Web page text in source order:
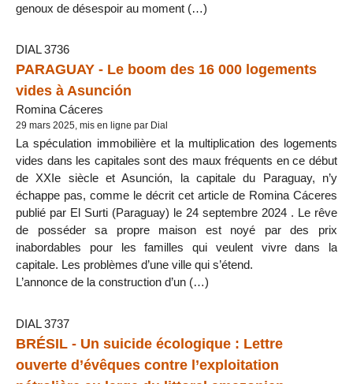
genoux de désespoir au moment (…)
DIAL 3736
PARAGUAY - Le boom des 16 000 logements
vides à Asunción
Romina Cáceres
29 mars 2025, mis en ligne par Dial
La spéculation immobilière et la multiplication des logements
vides dans les capitales sont des maux fréquents en ce début
de XXIe siècle et Asunción, la capitale du Paraguay, n’y
échappe pas, comme le décrit cet article de Romina Cáceres
publié par El Surti (Paraguay) le 24 septembre 2024 . Le rêve
de posséder sa propre maison est noyé par des prix
inabordables pour les familles qui veulent vivre dans la
capitale. Les problèmes d’une ville qui s’étend.
L’annonce de la construction d’un (…)
DIAL 3737
BRÉSIL - Un suicide écologique : Lettre
ouverte d’évêques contre l’exploitation